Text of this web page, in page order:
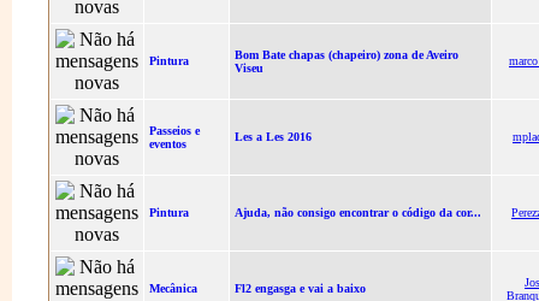
Pintura
Bom Bate chapas (chapeiro) zona de Aveiro
Viseu
Passeios e
eventos
Les a Les 2016
Pintura Ajuda, não consigo encontrar o código da cor...
Mecânica Fl2 engasga e vai a baixo